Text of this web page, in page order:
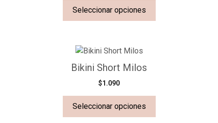
Seleccionar opciones
Bikini Short Milos
$1.090
Seleccionar opciones